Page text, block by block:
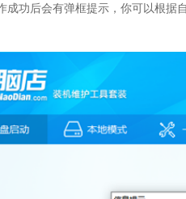
成功后会有弹框提示，你可以根据